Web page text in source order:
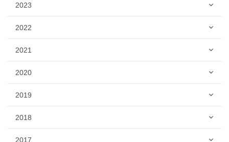
2023
2022
2021
2020
2019
2018
2017